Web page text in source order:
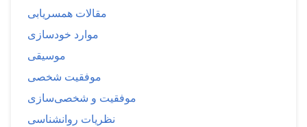
مقالات همسریابی
موارد خودسازی
موسیقی
موفقیت شخصی
موفقیت و شخصی‌سازی
نظریات روانشناسی